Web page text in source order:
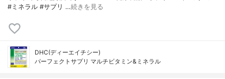
#ミネラル #サプリ …続きを見る
DHC(ディーエイチシー)
パーフェクトサプリ マルチビタミン&ミネラル